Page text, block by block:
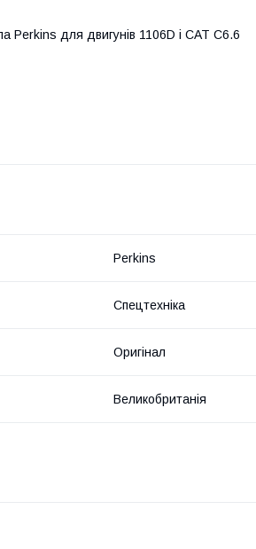
Perkins для двигунів 1106D і САТ С6.6
Perkins
Спецтехніка
Оригінал
Великобританія